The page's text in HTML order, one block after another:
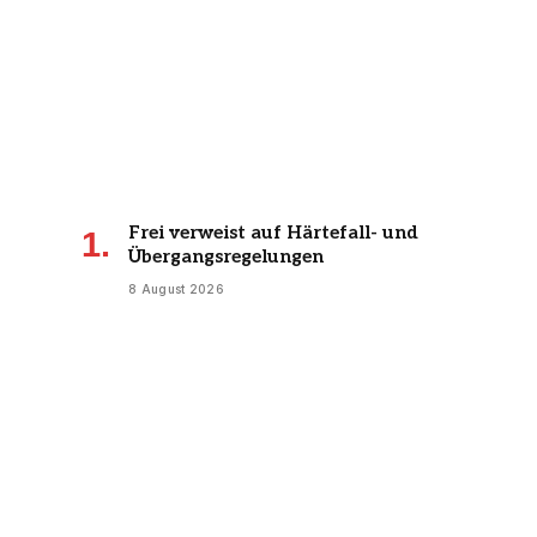
Frei verweist auf Härtefall- und
Übergangsregelungen
8 August 2026